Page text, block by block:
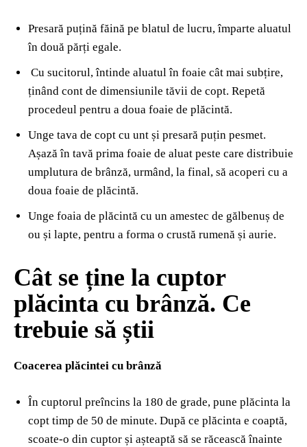
Presară puțină făină pe blatul de lucru, împarte aluatul
în două părți egale.
Cu sucitorul, întinde aluatul în foaie cât mai subțire,
ținând cont de dimensiunile tăvii de copt. Repetă
procedeul pentru a doua foaie de plăcintă.
Unge tava de copt cu unt și presară puțin pesmet.
Așază în tavă prima foaie de aluat peste care distribuie
umplutura de brânză, urmând, la final, să acoperi cu a
doua foaie de plăcintă.
Unge foaia de plăcintă cu un amestec de gălbenuș de
ou și lapte, pentru a forma o crustă rumenă și aurie.
Cât se ține la cuptor
plăcinta cu brânză. Ce
trebuie să știi
Coacerea plăcintei cu brânză
În cuptorul preîncins la 180 de grade, pune plăcinta la
copt timp de 50 de minute. După ce plăcinta e coaptă,
scoate-o din cuptor și așteaptă să se răcească înainte